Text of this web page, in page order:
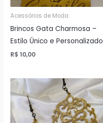
Acessórios de Moda
Brincos Gata Charmosa –
Estilo Único e Personalizado
R$ 10,00